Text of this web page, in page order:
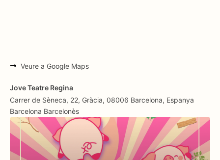
Veure a Google Maps
Jove Teatre Regina
Carrer de Sèneca, 22, Gràcia, 08006 Barcelona, Espanya
Barcelona Barcelonès